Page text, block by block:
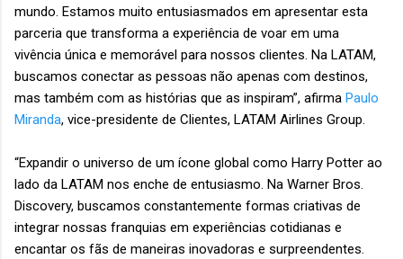
mundo. Estamos muito entusiasmados em apresentar esta
parceria que transforma a experiência de voar em uma
vivência única e memorável para nossos clientes. Na LATAM,
buscamos conectar as pessoas não apenas com destinos,
mas também com as histórias que as inspiram”, afirma Paulo
Miranda, vice-presidente de Clientes, LATAM Airlines Group.
“Expandir o universo de um ícone global como Harry Potter ao
lado da LATAM nos enche de entusiasmo. Na Warner Bros.
Discovery, buscamos constantemente formas criativas de
integrar nossas franquias em experiências cotidianas e
encantar os fãs de maneiras inovadoras e surpreendentes.